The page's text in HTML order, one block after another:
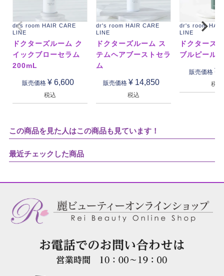
dr's room HAIR CARE
LINE
ドクターズルーム ク
イックブローセラム
200mL
販売価格 ¥ 6,600
税込
dr's room HAIR CARE
LINE
ドクターズルーム ス
テムヘアブーストセラ
ム
販売価格 ¥ 14,850
税込
dr's room
LINE
ドクターズ
ブルピール
販売価格 ¥
税込
この商品を見た人はこの商品も見ています！
最近チェックした商品